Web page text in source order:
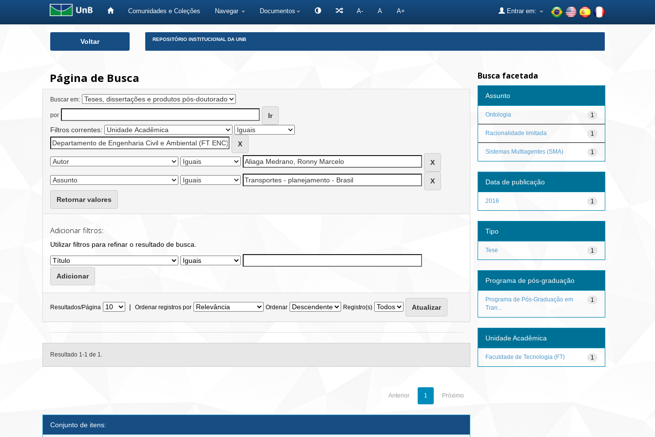
Comunidades e Coleções Navegar Documentos A- A A+ Entrar em:
Voltar REPOSITÓRIO INSTITUCIONAL DA UNB
Página de Busca
Buscar em:
por
Filtros correntes:
Retornar valores
Adicionar filtros:
Utilizar filtros para refinar o resultado de busca.
Resultados/Página | Ordenar registros por Ordenar Registro(s)
Resultado 1-1 de 1.
Anterior 1 Próximo
Conjunto de itens:
Busca facetada
Assunto
1
Ontologia
1
Racionalidade limitada
1
Sistemas Multiagentes (SMA)
Data de publicação
1
2016
Tipo
1
Tese
Programa de pós-graduação
1
Programa de Pós-Graduação em
Tran...
Unidade Acadêmica
1
Faculdade de Tecnologia (FT)